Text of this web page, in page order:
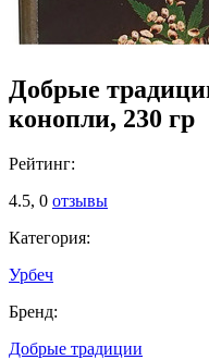
Добрые
конопли, 230 гр
Рейтинг:
4.5, 0 отзывы
Категория:
Урбеч
Бренд:
Добрые традиции